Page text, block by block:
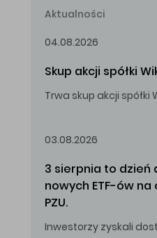
Aktualności
04.08.2026
Skup akcji spółki
03.08.2026
3 sierpnia to dzień
nowych ETF-ów na
PZU.